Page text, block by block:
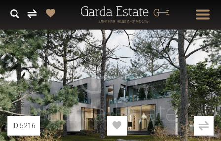
ID 5216